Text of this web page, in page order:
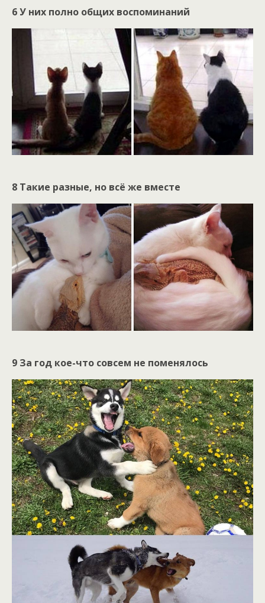
6 У них полно общих воспоминаний
8 Такие разные, но всё же вместе
9 За год кое-что совсем не поменялось